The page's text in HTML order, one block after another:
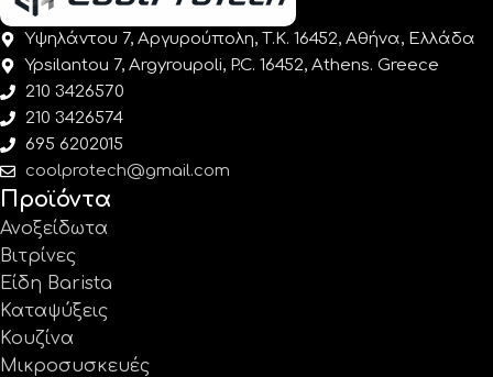
Υψηλάντου 7, Αργυρούπολη, Τ.Κ. 16452, Αθήνα, Ελλάδα
Ypsilantou 7, Argyroupoli, P.C. 16452, Athens. Greece
210 3426570
210 3426574
695 6202015
coolprotech@gmail.com
Προϊόντα
Ανοξείδωτα
Βιτρίνες
Είδη Barista
Καταψύξεις
Κουζίνα
Μικροσυσκευές